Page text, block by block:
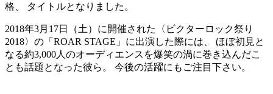
格、 タイトルとなりました。
2018年3月17日（土）に開催された〈ビクターロック祭り
2018〉の「ROAR STAGE」に出演した際には、 ほぼ初見と
なる約3,000人のオーディエンスを爆笑の渦に巻き込んだこ
とも話題となった彼ら。 今後の活躍にもご注目下さい。